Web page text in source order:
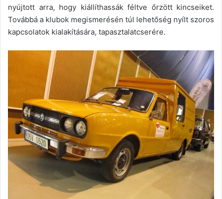
nyújtott arra, hogy kiállíthassák féltve őrzött kincseiket.
Továbbá a klubok megismerésén túl lehetőség nyílt szoros
kapcsolatok kialakítására, tapasztalatcserére.